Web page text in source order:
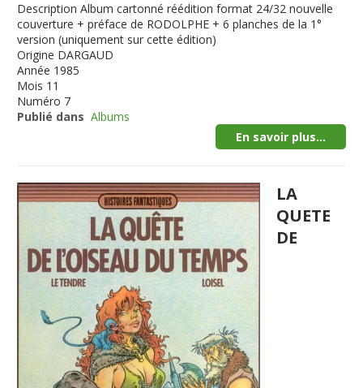
Description Album cartonné réédition format 24/32 nouvelle
couverture + préface de RODOLPHE + 6 planches de la 1°
version (uniquement sur cette édition)
Origine DARGAUD
Année 1985
Mois 11
Numéro 7
Publié dans Albums
En savoir plus...
LA
QUETE
DE